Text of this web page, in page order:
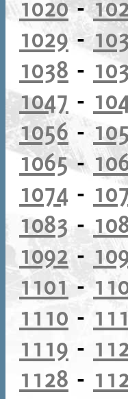
1020-
1029 -
1038 -
1047 -
1056 -
1065-
1074 -
1083 -
1092-
1101-
1110 -
1119 -
1128 -